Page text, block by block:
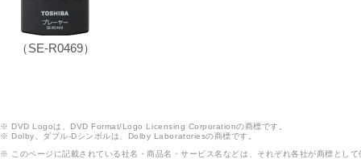
（SE-R0469）
※ DVD Logoは、DVD Format/Logo Licensing Corporationの商標です。
※ Dolby、ダブル-Dシンボルは、Dolby Laboratoriesの商標です。
※ このページに記載されている社名・商品名・サービス名などは、それぞれ各社が商標とし